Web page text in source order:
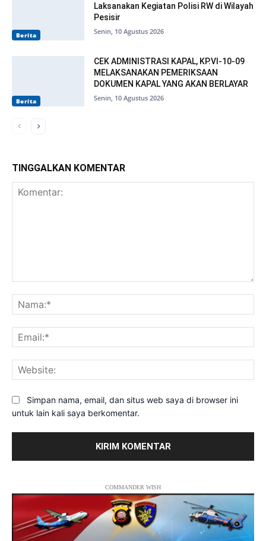
Berita
Laksanakan Kegiatan Polisi RW di Wilayah
Pesisir
Senin, 10 Agustus 2026
Berita
CEK ADMINISTRASI KAPAL, KP.VI-10-09
MELAKSANAKAN PEMERIKSAAN
DOKUMEN KAPAL YANG AKAN BERLAYAR
Senin, 10 Agustus 2026
TINGGALKAN KOMENTAR
Simpan nama, email, dan situs web saya di browser ini
untuk lain kali saya berkomentar.
COMMANDER WISH